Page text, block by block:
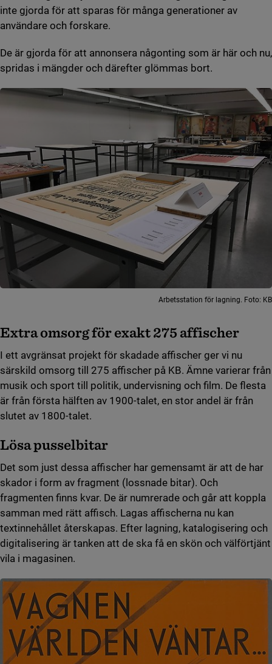
inte gjorda för att sparas för många generationer av
användare och forskare.
De är gjorda för att annonsera någonting som är här och nu,
spridas i mängder och därefter glömmas bort.
Arbetsstation för lagning. Foto: KB
Extra omsorg för exakt 275 affischer
I ett avgränsat projekt för skadade affischer ger vi nu
särskild omsorg till 275 affischer på KB. Ämne varierar från
musik och sport till politik, undervisning och film. De flesta
är från första hälften av 1900-talet, en stor andel är från
slutet av 1800-talet.
Lösa pusselbitar
Det som just dessa affischer har gemensamt är att de har
skador i form av fragment (lossnade bitar). Och
fragmenten finns kvar. De är numrerade och går att koppla
samman med rätt affisch. Lagas affischerna nu kan
textinnehållet återskapas. Efter lagning, katalogisering och
digitalisering är tanken att de ska få en skön och välförtjänt
vila i magasinen.